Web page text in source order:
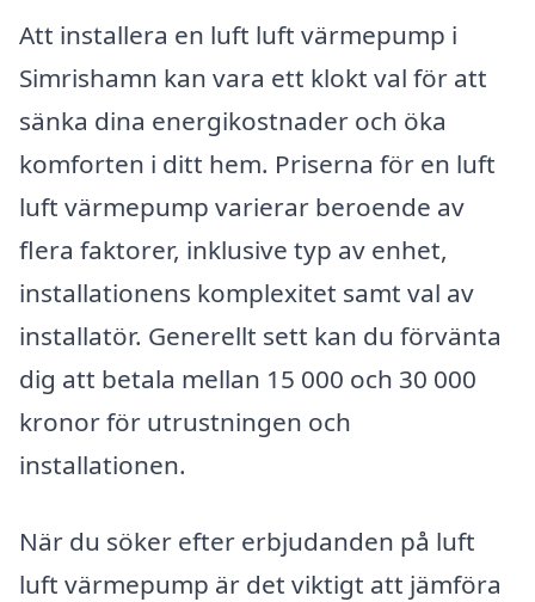
Att installera en luft luft värmepump i
Simrishamn kan vara ett klokt val för att
sänka dina energikostnader och öka
komforten i ditt hem. Priserna för en luft
luft värmepump varierar beroende av
flera faktorer, inklusive typ av enhet,
installationens komplexitet samt val av
installatör. Generellt sett kan du förvänta
dig att betala mellan 15 000 och 30 000
kronor för utrustningen och
installationen.
När du söker efter erbjudanden på luft
luft värmepump är det viktigt att jämföra